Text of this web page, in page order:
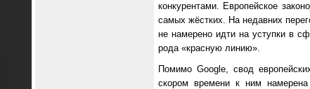
конкурентами. Европейское
самых жёстких. На недавних
не намерено идти на уступки в
рода «красную линию».
Помимо Google, свод
скором времени к ним